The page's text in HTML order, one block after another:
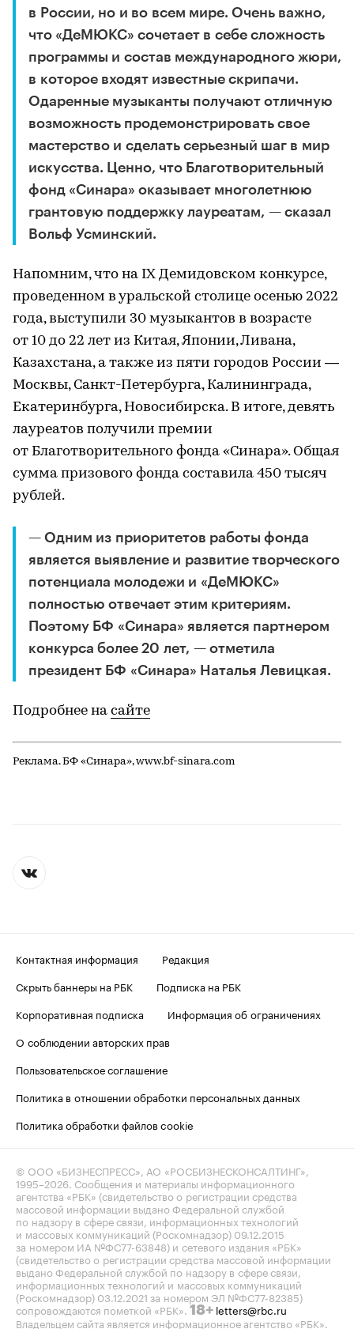
в России, но и во всем мире. Очень важно,
что «ДеМЮКС» сочетает в себе сложность
программы и состав международного жюри,
в которое входят известные скрипачи.
Одаренные музыканты получают отличную
возможность продемонстрировать свое
мастерство и сделать серьезный шаг в мир
искусства. Ценно, что Благотворительный
фонд «Синара» оказывает многолетнюю
грантовую поддержку лауреатам, — сказал
Вольф Усминский.
Напомним, что на IX Демидовском конкурсе,
проведенном в уральской столице осенью 2022
года, выступили 30 музыкантов в возрасте
от 10 до 22 лет из Китая, Японии, Ливана,
Казахстана, а также из пяти городов России —
Москвы, Санкт-Петербурга, Калининграда,
Екатеринбурга, Новосибирска. В итоге, девять
лауреатов получили премии
от Благотворительного фонда «Синара». Общая
сумма призового фонда составила 450 тысяч
рублей.
— Одним из приоритетов работы фонда
является выявление и развитие творческого
потенциала молодежи и «ДеМЮКС»
полностью отвечает этим критериям.
Поэтому БФ «Синара» является партнером
конкурса более 20 лет, — отметила
президент БФ «Синара» Наталья Левицкая.
Подробнее на сайте
Реклама. БФ «Синара», www.bf-sinara.com
Контактная информация
Редакция
Скрыть баннеры на РБК
Подписка на РБК
Корпоративная подписка
Информация об ограничениях
О соблюдении авторских прав
Пользовательское соглашение
Политика в отношении обработки персональных данных
Политика обработки файлов cookie
© ООО «БИЗНЕСПРЕСС», АО «РОСБИЗНЕСКОНСАЛТИНГ»,
1995–2026 . Сообщения и материалы информационного
агентства «РБК» (свидетельство о регистрации средства
массовой информации выдано Федеральной службой
по надзору в сфере связи, информационных технологий
и массовых коммуникаций (Роскомнадзор) 09.12.2015
за номером ИА №ФС77-63848) и сетевого издания «РБК»
(свидетельство о регистрации средства массовой информации
выдано Федеральной службой по надзору в сфере связи,
информационных технологий и массовых коммуникаций
(Роскомнадзор) 03.12.2021 за номером ЭЛ №ФС77-82385)
сопровождаются пометкой «РБК». 18+ letters@rbc.ru
Владельцем сайта является информационное агентство «РБК».